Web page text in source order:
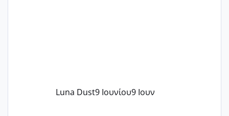
Luna Dust9 Ιουνίου9 Ιουν